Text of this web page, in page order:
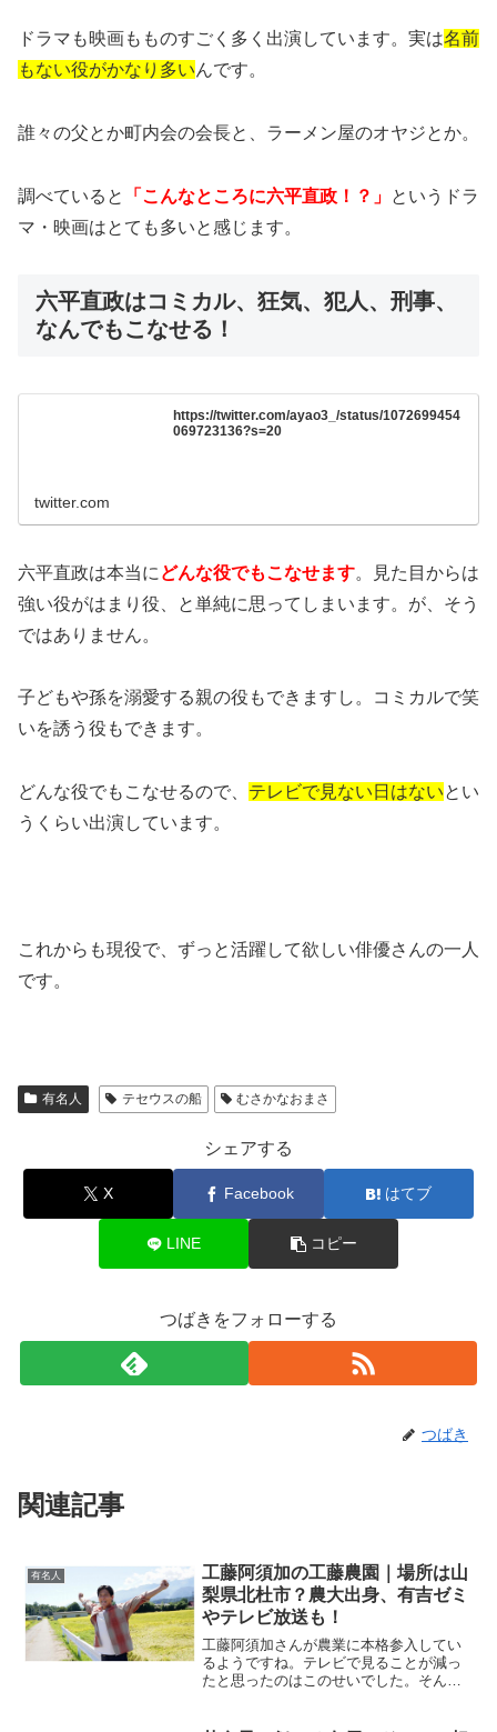
ドラマも映画もものすごく多く出演しています。実は名前
もない役がかなり多いんです。
誰々の父とか町内会の会長と、ラーメン屋のオヤジとか。
調べていると 「こんなところに六平直政！？」 というドラ
マ・映画はとても多いと感じます。
六平直政はコミカル、狂気、犯人、刑事、
なんでもこなせる！
https://twitter.com/ayao3_/status/1072699454
069723136?s=20
twitter.com
六平直政は本当に どんな役でもこなせます。見た目からは
強い役がはまり役、と単純に思ってしまいます。が、そう
ではありません。
子どもや孫を溺愛する親の役もできますし。コミカルで笑
いを誘う役もできます。
どんな役でもこなせるので、 テレビで見ない日はないとい
うくらい出演しています。
これからも現役で、ずっと活躍して欲しい俳優さんの一人
です。
有名人 テセウスの船 むさかなおまさ
シェアする
X Facebook はてブ
LINE コピー
つばきをフォローする
つばき
関連記事
有名人
工藤阿須加の工藤農園｜場所は山
梨県北杜市？農大出身、有吉ゼミ
やテレビ放送も！
工藤阿須加さんが農業に本格参入してい
るようですね。テレビで見ることが減っ
たと思ったのはこのせいでした。そんな